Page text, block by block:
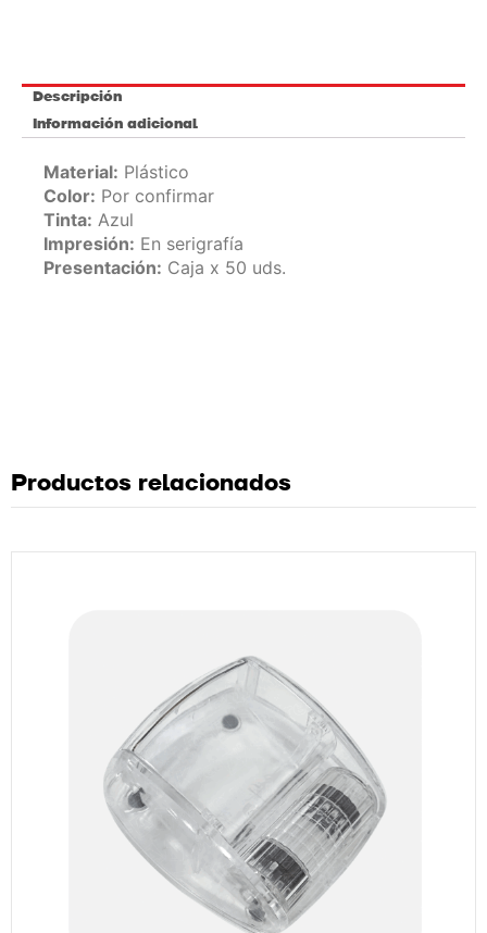
Descripción
Información adicional
Material: Plástico
Color: Por confirmar
Tinta: Azul
Impresión: En serigrafía
Presentación: Caja x 50 uds.
Productos relacionados